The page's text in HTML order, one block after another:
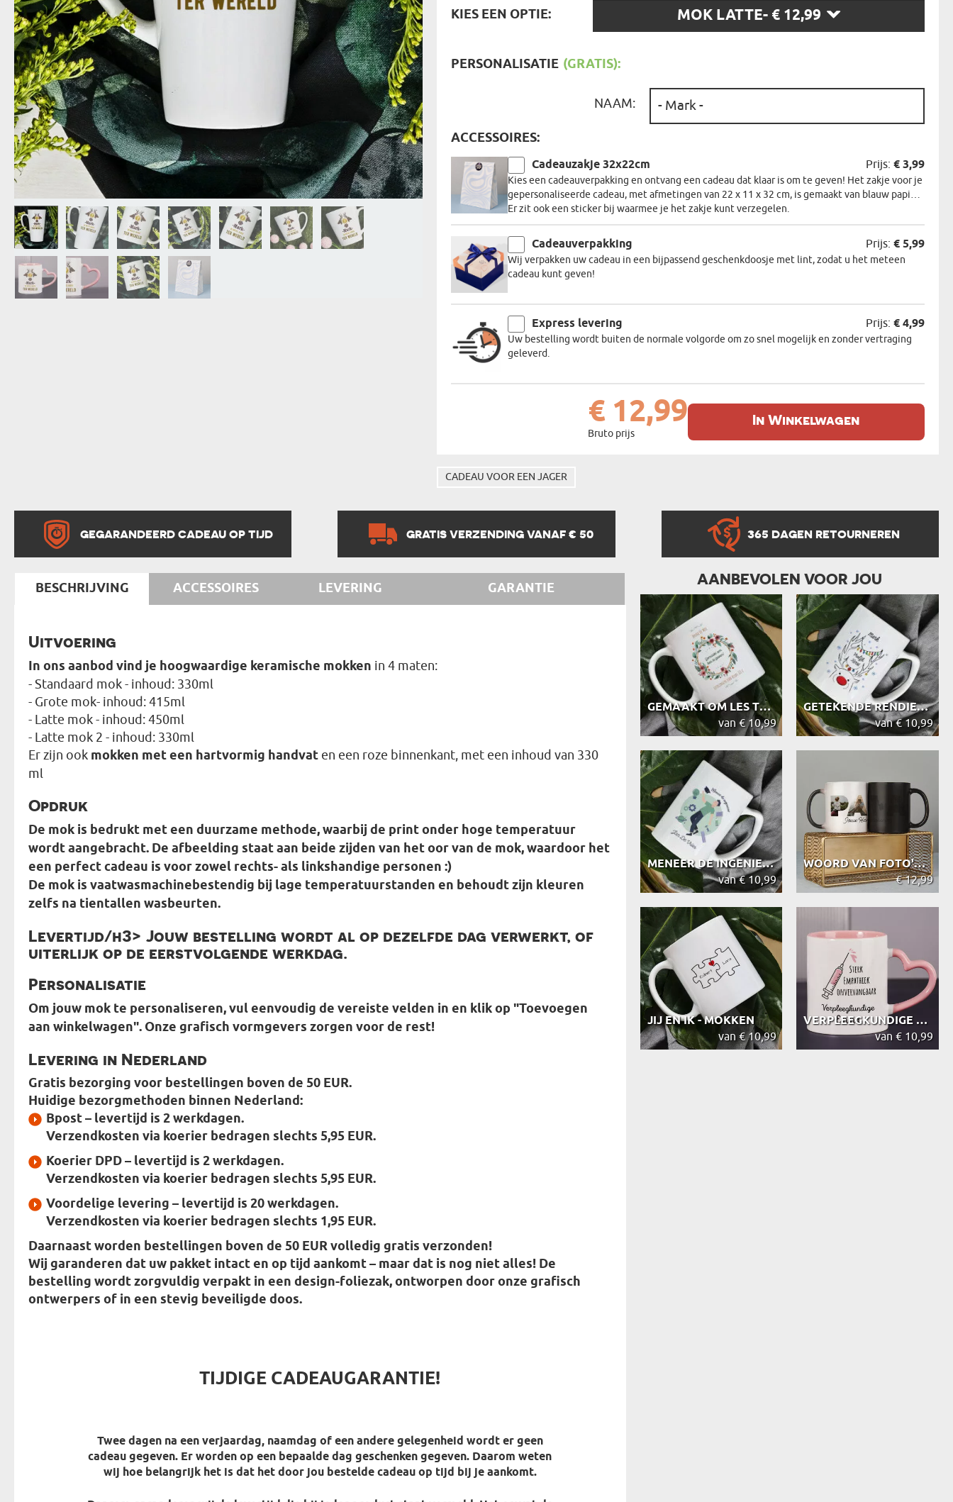
CADEAU VOOR SCHOONOUDERS
SENIOREN
BRANDWEERMAN
BAAS
GRAPPENMAKER
VOEDINGSMIDDELEN
SOORT CADEAU
KIES EEN OPTIE: MOK LATTE- € 12,99
PERSONALISATIE (GRATIS):
NAAM:
ACCESSOIRES:
Cadeauzakje 32x22cm Prijs: € 3,99
Kies een cadeauverpakking en ontvang een cadeau dat klaar is om te geven! Het zakje voor je
gepersonaliseerde cadeau, met afmetingen van 22 x 11 x 32 cm, is gemaakt van blauw papier.
Er zit ook een sticker bij waarmee je het zakje kunt verzegelen.
Cadeauverpakking Prijs: € 5,99
Wij verpakken uw cadeau in een bijpassend geschenkdoosje met lint, zodat u het meteen
cadeau kunt geven!
Express levering Prijs: € 4,99
Uw bestelling wordt buiten de normale volgorde om zo snel mogelijk en zonder vertraging
geleverd.
€ 12,99
Bruto prijs
In Winkelwagen
CADEAU VOOR EEN JAGER
GEGARANDEERD CADEAU OP TIJD GRATIS VERZENDING VANAF € 50 365 DAGEN RETOURNEREN
BESCHRIJVING ACCESSOIRES LEVERING GARANTIE
Uitvoering
In ons aanbod vind je hoogwaardige keramische mokken in 4 maten:
- Standaard mok - inhoud: 330ml
- Grote mok- inhoud: 415ml
- Latte mok - inhoud: 450ml
- Latte mok 2 - inhoud: 330ml
Er zijn ook mokken met een hartvormig handvat en een roze binnenkant, met een inhoud van 330
ml
Opdruk
De mok is bedrukt met een duurzame methode, waarbij de print onder hoge temperatuur
wordt aangebracht. De afbeelding staat aan beide zijden van het oor van de mok, waardoor het
een perfect cadeau is voor zowel rechts- als linkshandige personen :)
De mok is vaatwasmachinebestendig bij lage temperatuurstanden en behoudt zijn kleuren
zelfs na tientallen wasbeurten.
Levertijd/h3> Jouw bestelling wordt al op dezelfde dag verwerkt, of
uiterlijk op de eerstvolgende werkdag.
Personalisatie
Om jouw mok te personaliseren, vul eenvoudig de vereiste velden in en klik op "Toevoegen
aan winkelwagen". Onze grafisch vormgevers zorgen voor de rest!
Levering in Nederland
Gratis bezorging voor bestellingen boven de 50 EUR.
Huidige bezorgmethoden binnen Nederland:
Bpost– levertijd is 2 werkdagen.
Verzendkosten via koerier bedragen slechts 5,95 EUR.
Koerier DPD– levertijd is 2 werkdagen.
Verzendkosten via koerier bedragen slechts 5,95 EUR.
Voordelige levering – levertijd is 20 werkdagen.
Verzendkosten via koerier bedragen slechts 1,95 EUR.
Daarnaast worden bestellingen boven de 50 EUR volledig gratis verzonden!
Wij garanderen dat uw pakket intact en op tijd aankomt – maar dat is nog niet alles! De
bestelling wordt zorgvuldig verpakt in een design-foliezak, ontworpen door onze grafisch
ontwerpers of in een stevig beveiligde doos.
TIJDIGE CADEAUGARANTIE!
Twee dagen na een verjaardag, naamdag of een andere gelegenheid wordt er geen
cadeau gegeven. Er worden op een bepaalde dag geschenken gegeven. Daarom weten
wij hoe belangrijk het is dat het door jou bestelde cadeau op tijd bij je aankomt.
AANBEVOLEN VOOR JOU
GEMAAKT OM LES TE GEVEN - MOK
van € 10,99
GETEKENDE RENDIER - MOK
van € 10,99
MENEER DE INGENIEUR - MOK
van € 10,99
WOORD VAN FOTO'S PAPA - MAGISCHE MOK
€ 12,99
JIJ EN IK - MOKKEN
van € 10,99
VERPLEEGKUNDIGE KWALITEITEN - MOK
van € 10,99